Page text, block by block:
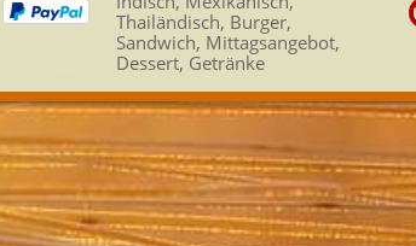
Thailändisch, Burger,
Sandwich, Mittagsangebot,
Dessert, Getränke